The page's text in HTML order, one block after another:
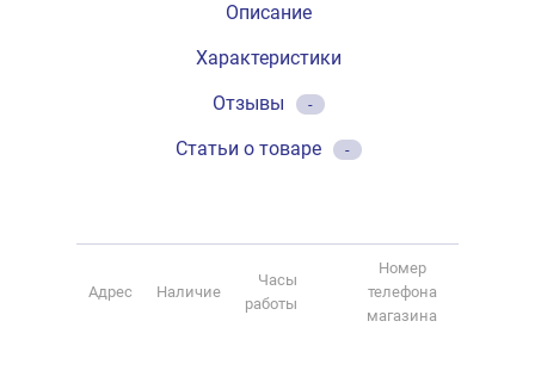
Описание
Характеристики
Отзывы
-
Статьи о товаре -
Адрес Наличие
Часы
работы
Номер
телефона
магазина